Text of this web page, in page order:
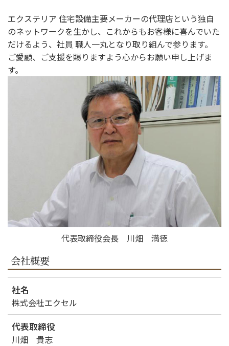
エクステリア 住宅設備主要メーカーの代理店という独自
のネットワークを生かし、これからもお客様に喜んでいた
だけるよう、社員 職人一丸となり取り組んで参ります。
ご愛顧、ご支援を賜りますよう心からお願い申し上げま
す。
代表取締役会長 川畑 満徳
会社概要
社名
株式会社エクセル
代表取締役
川畑 貴志